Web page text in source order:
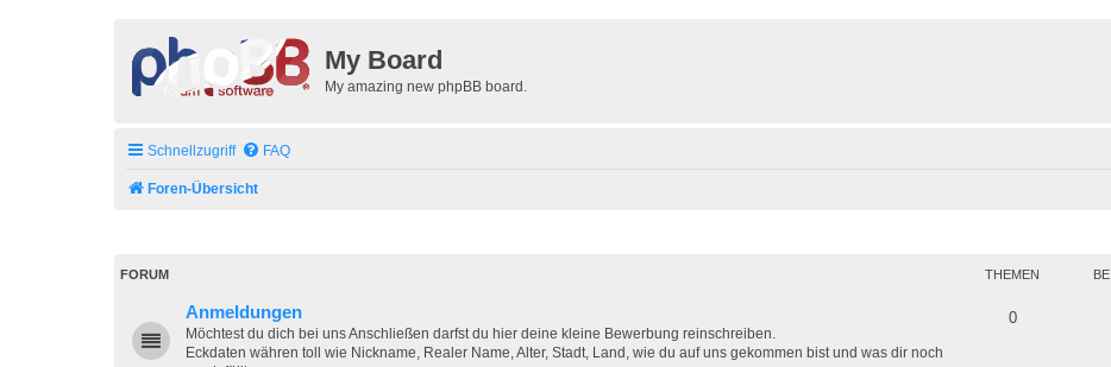
My Board
My amazing new phpBB board.
Schnellzugriff FAQ
Foren-Übersicht
FORUM THEMEN
Anmeldungen
Möchtest du dich bei uns Anschließen darfst du hier deine kleine Bewerbung reinschreiben.
Eckdaten währen toll wie Nickname, Realer Name, Alter, Stadt, Land, wie du auf uns gekommen bist und was dir noch
0